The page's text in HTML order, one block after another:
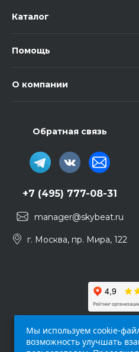
Каталог
Помощь
О компании
Обратная связь
+7 (495) 777-08-31
manager@skybeat.ru
г. Москва, пр. Мира, 122
Мы используем cookie-
возможность улучшать